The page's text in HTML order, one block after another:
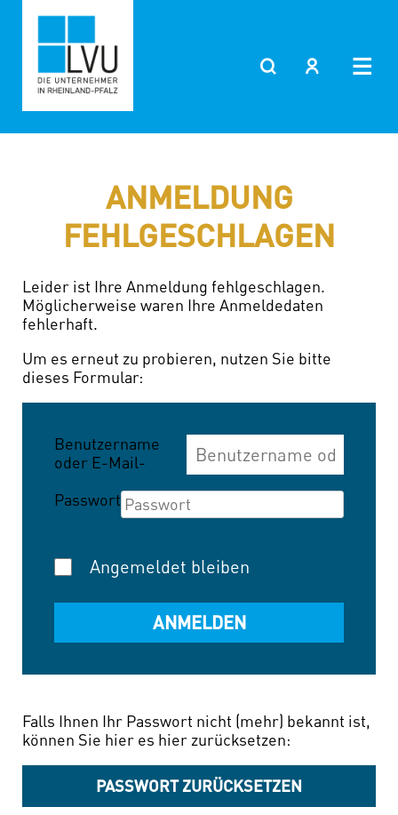
springen
ANMELDUNG
FEHLGESCHLAGEN
Leider ist Ihre Anmeldung fehlgeschlagen.
Möglicherweise waren Ihre Anmeldedaten
fehlerhaft.
Um es erneut zu probieren, nutzen Sie bitte
dieses Formular:
Benutzername
oder E-Mail-
Passwort
Angemeldet bleiben
Falls Ihnen Ihr Passwort nicht (mehr) bekannt ist,
können Sie hier es hier zurücksetzen:
PASSWORT ZURÜCKSETZEN